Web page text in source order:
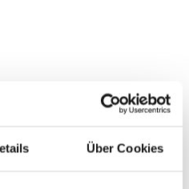
Über Cookies